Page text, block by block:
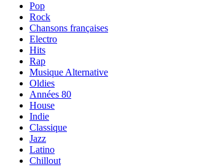
Pop
Rock
Chansons françaises
Electro
Hits
Rap
Musique Alternative
Oldies
Années 80
House
Indie
Classique
Jazz
Latino
Chillout